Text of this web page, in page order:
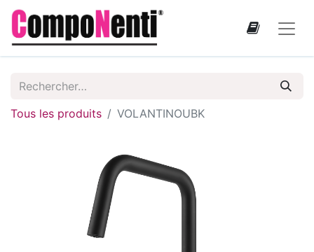
Tous les produits VOLANTINOUBK